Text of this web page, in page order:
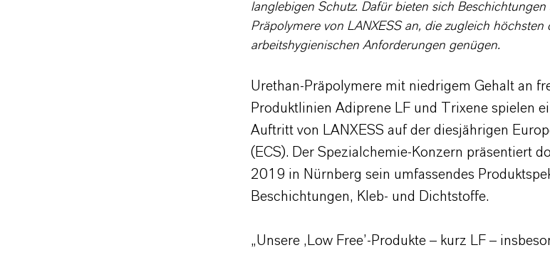
langlebigen Schutz. Dafür bieten sich Beschichtungen
Präpolymere von LANXESS an, die zugleich
arbeitshygienischen Anforderungen genügen.
Urethan-Präpolymere mit niedrigem Gehalt an
Produktlinien Adiprene LF und Trixene spielen
Auftritt von LANXESS auf der diesjährigen
(ECS). Der Spezialchemie-Konzern präsentiert
2019 in Nürnberg sein umfassendes
Beschichtungen, Kleb- und Dichtstoffe.
„Unsere ‚Low Free’-Produkte – kurz LF –